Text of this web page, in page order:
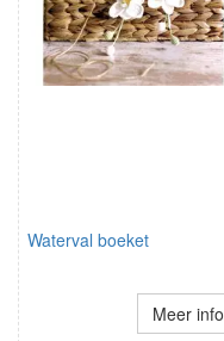
Waterval boeket
Meer info